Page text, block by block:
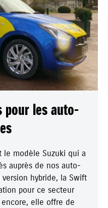
pour les auto-
le modèle Suzuki qui a
auprès de nos auto-
version hybride, la Swift
pour ce secteur
encore, elle offre de